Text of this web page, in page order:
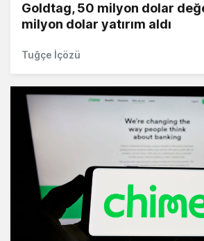
Goldtag, 50 milyon dolar
milyon dolar yatırım aldı
Tuğçe İçözü